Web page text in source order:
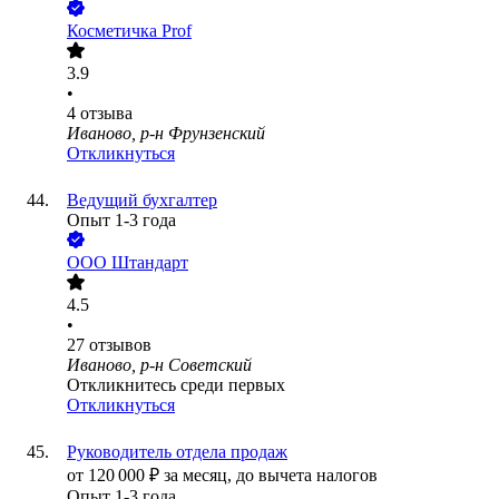
Косметичка Prof
3.9
•
4 отзыва
Иваново, р-н Фрунзенский
Откликнуться
Ведущий бухгалтер
Опыт 1-3 года
ООО Штандарт
4.5
•
27 отзывов
Иваново, р-н Советский
Откликнитесь среди первых
Откликнуться
Руководитель отдела продаж
от 120 000 ₽ за месяц, до вычета налогов